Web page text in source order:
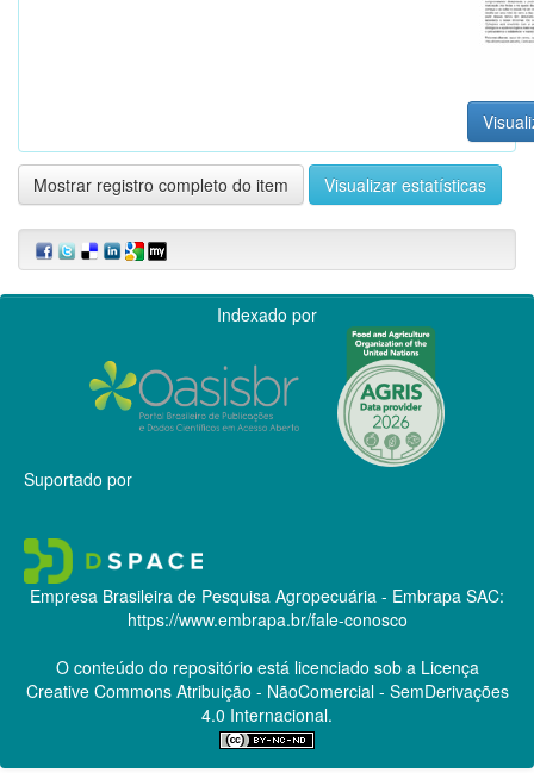
Mostrar registro completo do item Visualizar estatísticas
Indexado por
Suportado por
Empresa Brasileira de Pesquisa Agropecuária - Embrapa SAC:
https://www.embrapa.br/fale-conosco
O conteúdo do repositório está licenciado sob a Licença
Creative CommonsAtribuição - NãoComercial - SemDerivações
4.0 Internacional.